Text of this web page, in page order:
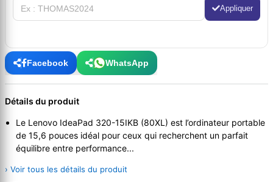
Appliquer
Facebook WhatsApp
Détails du produit
Le Lenovo IdeaPad 320-15IKB (80XL) est l’ordinateur portable
de 15,6 pouces idéal pour ceux qui recherchent un parfait
équilibre entre performance...
› Voir tous les détails du produit